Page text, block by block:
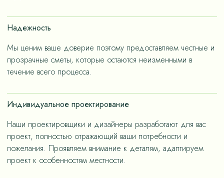
счет дизайнерских решений, ориентированных на
«медленную моду».
Надежность
Мы ценим ваше доверие поэтому предоставляем честные и
прозрачные сметы, которые остаются неизменными в
течение всего процесса.
Индивидуальное проектирование
Наши проектировщики и дизайнеры разработают для вас
проект, полностью отражающий ваши потребности и
пожелания. Проявляем внимание к деталям, адаптируем
проект к особенностям местности.